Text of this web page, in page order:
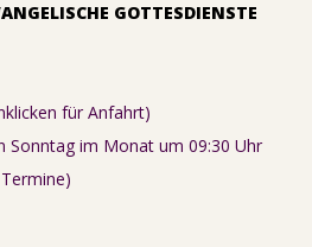
GOTTESDIENSTE
für Anfahrt)
Sonntag im Monat um 09:30 Uhr